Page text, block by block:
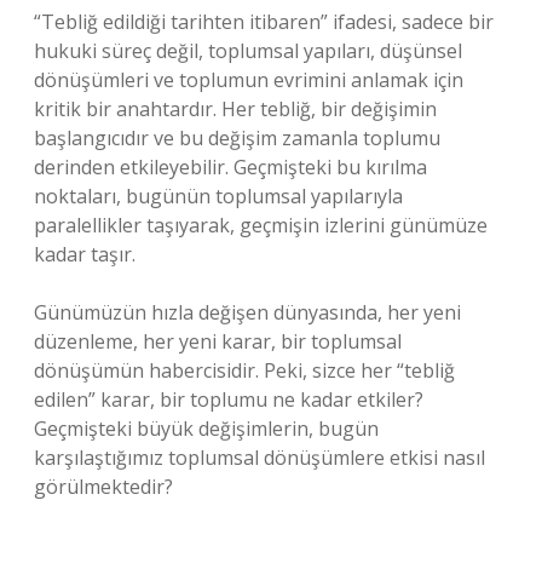
“Tebliğ edildiği tarihten itibaren” ifadesi, sadece bir
hukuki süreç değil, toplumsal yapıları, düşünsel
dönüşümleri ve toplumun evrimini anlamak için
kritik bir anahtardır. Her tebliğ, bir değişimin
başlangıcıdır ve bu değişim zamanla toplumu
derinden etkileyebilir. Geçmişteki bu kırılma
noktaları, bugünün toplumsal yapılarıyla
paralellikler taşıyarak, geçmişin izlerini günümüze
kadar taşır.
Günümüzün hızla değişen dünyasında, her yeni
düzenleme, her yeni karar, bir toplumsal
dönüşümün habercisidir. Peki, sizce her “tebliğ
edilen” karar, bir toplumu ne kadar etkiler?
Geçmişteki büyük değişimlerin, bugün
karşılaştığımız toplumsal dönüşümlere etkisi nasıl
görülmektedir?